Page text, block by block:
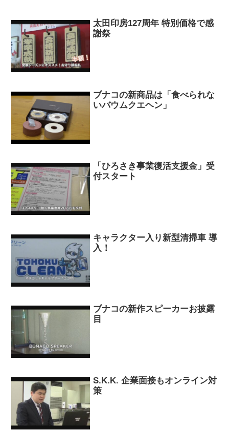
太田印房127周年 特別価格で感
謝祭
ブナコの新商品は「食べられな
いバウムクエヘン」
「ひろさき事業復活支援金」受
付スタート
キャラクター入り新型清掃車 導
入！
ブナコの新作スピーカーお披露
目
S.K.K. 企業面接もオンライン対
策